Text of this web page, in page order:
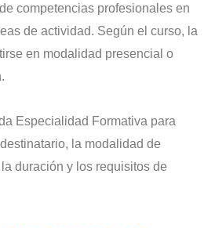
competencias profesionales en
de actividad. Según el curso, la
en modalidad presencial o
Especialidad Formativa para
la modalidad de
duración y los requisitos de